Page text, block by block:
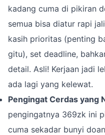
kadang cuma di pikiran
semua bisa diatur rapi
kasih prioritas (penting
gitu), set deadline,
detail. Asli! Kerjaan jadi
ada lagi yang kelewat.
Pengingat Cerdas yang
pengingatnya 369zk ini
cuma sekadar bunyi